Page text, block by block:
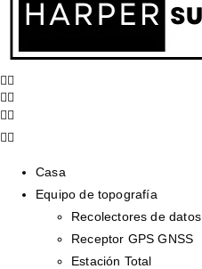
Casa
Equipo de topografía
Recolectores de datos
Receptor GPS GNSS
Estación Total